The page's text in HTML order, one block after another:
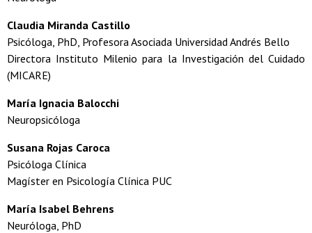
Claudia Miranda Castillo
Psicóloga, PhD, Profesora Asociada Universidad Andrés Bello
Directora Instituto Milenio para la Investigación del Cuidado
(MICARE)
María Ignacia Balocchi
Neuropsicóloga
Susana Rojas Caroca
Psicóloga Clínica
Magíster en Psicología Clínica PUC
María Isabel Behrens
Neuróloga, PhD